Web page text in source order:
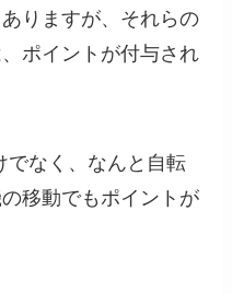
りますが、それらの
ポイントが付与され
でなく、なんと自転
移動でもポイントが